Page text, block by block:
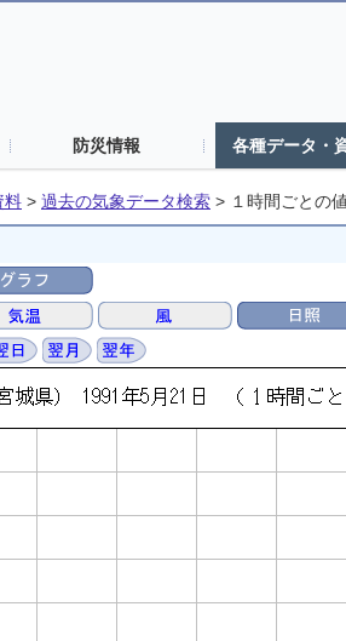
防災情報 各種データ・
料 > 過去の気象データ検索 > １時間ごとの